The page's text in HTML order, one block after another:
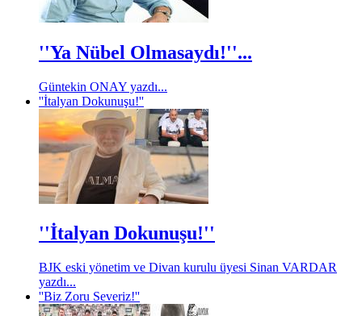
''Ya Nübel Olmasaydı!''...
Güntekin ONAY yazdı...
''İtalyan Dokunuşu!''
''İtalyan Dokunuşu!''
BJK eski yönetim ve Divan kurulu üyesi Sinan VARDAR
yazdı...
''Biz Zoru Severiz!''